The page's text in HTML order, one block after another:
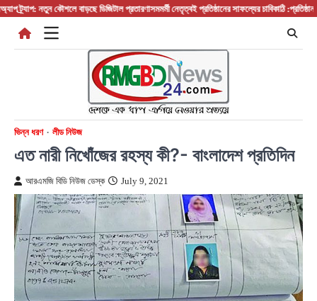
Skip
content
নতুন কৌশলে বাড়ছে ডিজিটাল প্রতারণাসমমর্মী নেতৃত্বই প্রতিষ্ঠানের সাফল্যের চাবিকাঠি :প্রতিষ্ঠান প্রধান/
ভিন্ন ধরণ লীড নিউজ
এত নারী নিখোঁজের রহস্য কী?- বাংলাদেশ প্রতিদিন
আরএমজি বিডি নিউজ ডেস্ক July 9, 2021